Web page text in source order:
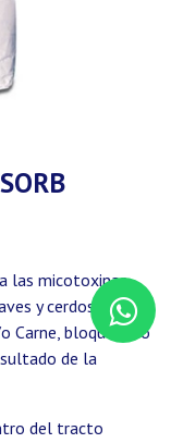
las micotoxinas
y cerdos.
Carne, bloqueando
de la
del tracto